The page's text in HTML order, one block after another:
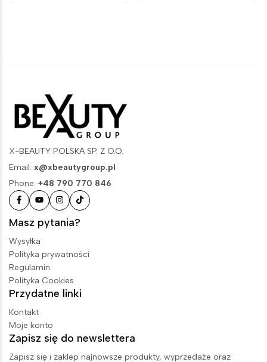
X-BEAUTY POLSKA SP. Z O.O.
Email: x@xbeautygroup.pl
Phone: +48 790 770 846
Masz pytania?
Wysyłka
Polityka prywatności
Regulamin
Polityka Cookies
Przydatne linki
Kontakt
Moje konto
Zapisz się do newslettera
Zapisz się i zaklep najnowsze produkty, wyprzedaże oraz